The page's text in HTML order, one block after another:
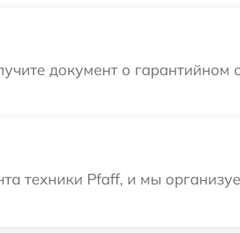
документ о гарантийном
техники Pfaff, и мы